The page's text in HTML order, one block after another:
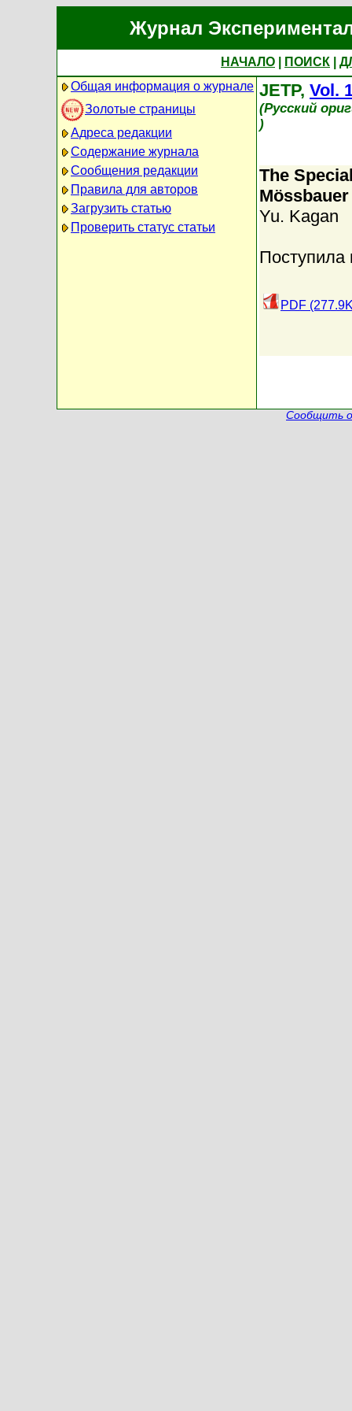
Журнал
НАЧАЛО ПОИСК
Общая информация о журнале
Золотые страницы
Адреса редакции
Содержание журнала
Сообщения редакции
Правила для авторов
Загрузить статью
Проверить статус статьи
JETP, Vol.
(Русский
)
The
Yu. Kagan
PDF
Сообщить о